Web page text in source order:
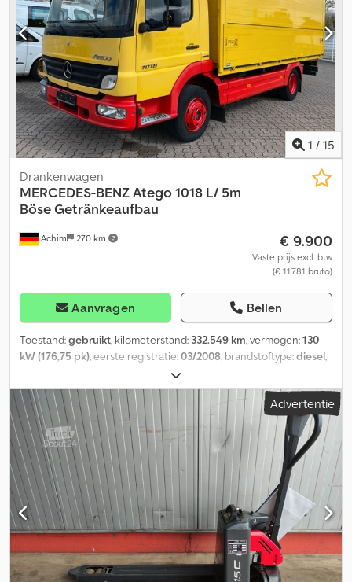
Italië zijn de kosten voor nationalisatie en kentekenregistratie
voor rekening van de koper. Het voertuig is beschikbaar tegen
een directe koopprijs, of u kunt uw bod uitbrengen en
onderhandelingen starten. Csdpfx Aqsynbh Rolsha
1 / 15
Achim 270 km
Drankenwagen
MERCEDES-BENZAtego 1018 L/ 5m
Böse Getränkeaufbau
€ 9.900
Vaste prijs excl. btw
(€ 11.781 bruto)
Aanvragen Bellen
Toestand:gebruikt, kilometerstand: 332.549 km, vermogen:130
kW (176,75 pk), eerste registratie:03/2008, brandstoftype:diesel,
, soort overbrenging:
emissieklasse:Euro 5, aantal zitplaatsen:2, laadruimte lengte:
5.180 mm , laadruimtebreedte:
, laadruimtehoogte:
2.060 mm, Uitrusting: * Carrosserie/opbouw: drankopbouw, *
Böse drankopbouw, * Zijwanden links & rechts draaibaar *
Binnenafmetingen L: 5.180mm x 2.480mm x 2.060mm * Cabine: S
(kort), * 6-versnellingsbak, * Stalen dakluik, * Standaard
luchtgeveerde bestuurdersstoel, Techniek: * Radio MB Truckline,
* Elektrisch verstelbare en verwarmbare buitenspiegels, *
Achteruitrijcamera Veiligheid/milieu: * Telligent remsysteem met
ABS + ASR, * Motorrem met constante vertragingsklep, *
Versterkte stabilisator op de achteras, * Emissienorm EURO 4,
Overig: * 1 vorige eigenaar, * Duitse eerste levering, *
Advertentie